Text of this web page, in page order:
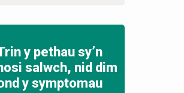
y pethau sy’n
salwch, nid dim
y symptomau